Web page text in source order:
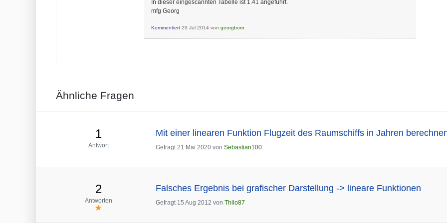
In dieser eingescannten Tabelle ist 1.41 angeführt.
mfg Georg
Kommentiert 29 Jul 2014 von georgborn
Ähnliche Fragen
1
Antwort
Mit einer linearen Funktion Flugzeit des Raumschiffs in Jahren
Gefragt 21 Mai 2020 von Sebastian100
2
Antworten
Falsches Ergebnis bei grafischer Darstellung -> lineare Funktionen
Gefragt 15 Aug 2012 von Thilo87